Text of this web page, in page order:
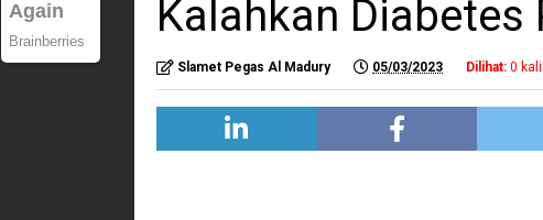
Kalahkan Diabetes
Slamet Pegas Al Madury 05/03/2023 Dilihat: 0 kali